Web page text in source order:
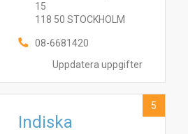
Uppdatera uppgifter
15
118 50 STOCKHOLM
08-6681420
Indiska
5